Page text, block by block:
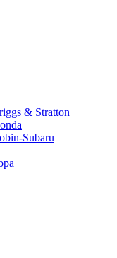
& Stratton
Subaru